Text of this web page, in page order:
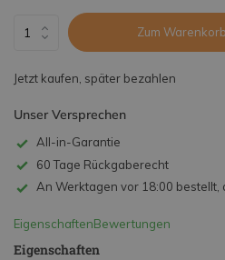
Zum
Jetzt kaufen, später bezahlen
Unser Versprechen
All-in-Garantie
60 Tage Rückgaberecht
An Werktagen vor 18:00 bestellt,
EigenschaftenBewertungen
Eigenschaften